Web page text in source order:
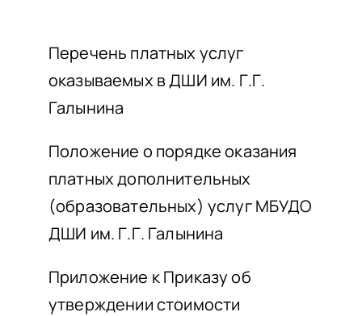
О ПРИЕМЕ
ОБУЧАЮЩИМСЯ
СВЕДЕНИЯ ОБ ОО
КОНТАКТЫ
ОТЗЫВЫ
ПЛАТНОЕ
Перечень платных услуг
оказываемых в ДШИ им. Г.Г.
Галынина
Положение о порядке оказания
платных дополнительных
(образовательных) услуг МБУДО
ДШИ им. Г.Г. Галынина
Приложение к Приказу об
утверждении стоимости